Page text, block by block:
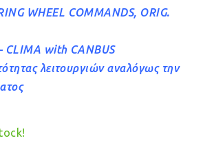
WHEEL COMMANDS, ORIG.
CLIMA with CANBUS
λειτουργιών αναλόγως την